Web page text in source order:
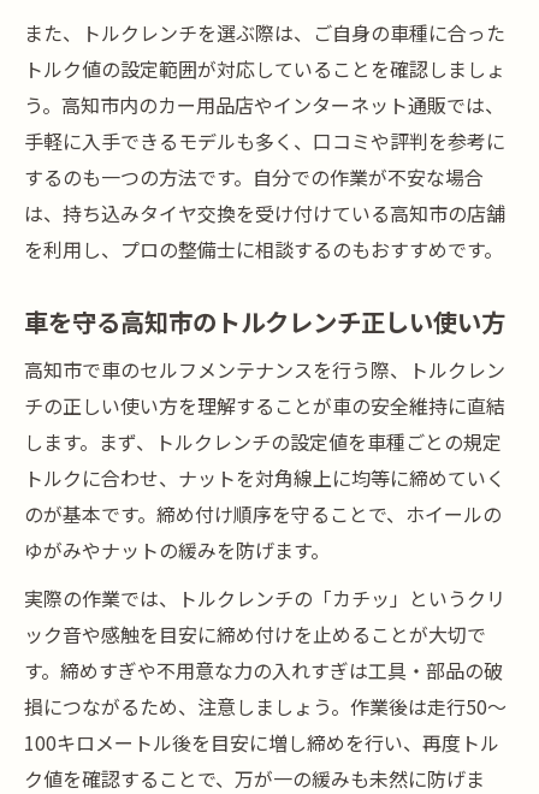
高知市で車DIY派向けタイヤ交換手順紹介
車の持ち込みタイヤ交換を高知市で成功さ
せる
高知市の車持ち込み交換で失敗しないコツ
また、トルクレンチを選ぶ際は、ご自身の車種に合った
トルク値の設定範囲が対応していることを確認しましょ
う。高知市内のカー用品店やインターネット通販では、
手軽に入手できるモデルも多く、口コミや評判を参考に
するのも一つの方法です。自分での作業が不安な場合
は、持ち込みタイヤ交換を受け付けている高知市の店舗
を利用し、プロの整備士に相談するのもおすすめです。
車を守る高知市のトルクレンチ正しい使い方
高知市で車のセルフメンテナンスを行う際、トルクレン
チの正しい使い方を理解することが車の安全維持に直結
します。まず、トルクレンチの設定値を車種ごとの規定
トルクに合わせ、ナットを対角線上に均等に締めていく
のが基本です。締め付け順序を守ることで、ホイールの
ゆがみやナットの緩みを防げます。
実際の作業では、トルクレンチの「カチッ」というクリ
ック音や感触を目安に締め付けを止めることが大切で
す。締めすぎや不用意な力の入れすぎは工具・部品の破
損につながるため、注意しましょう。作業後は走行50〜
100キロメートル後を目安に増し締めを行い、再度トル
ク値を確認することで、万が一の緩みも未然に防げま